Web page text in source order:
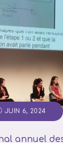
JUIN 6, 2024
annuel